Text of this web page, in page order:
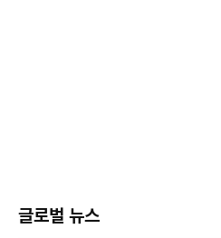
글로벌 뉴스